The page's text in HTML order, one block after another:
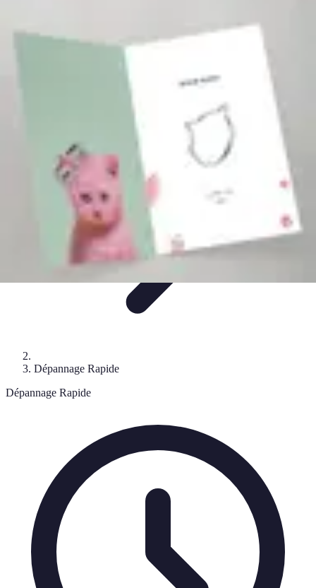
Dépannage et révisionsDépannage
d'urgenceDépannage plomberie
Dépannage Rapide
Dépannage Rapide